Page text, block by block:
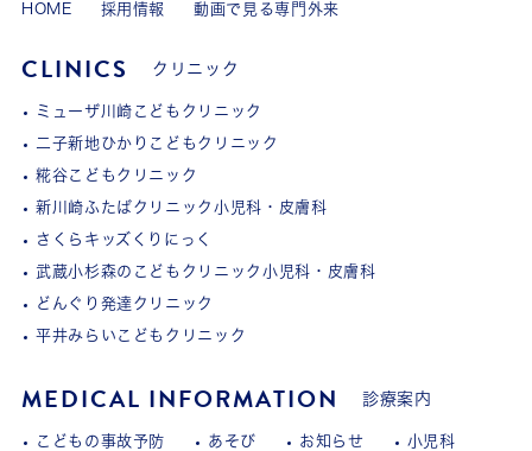
HOME 採用情報 動画で見る専門外来
CLINICS クリニック
ミューザ川崎こどもクリニック
二子新地ひかりこどもクリニック
糀谷こどもクリニック
新川崎ふたばクリニック小児科・皮膚科
さくらキッズくりにっく
武蔵小杉森のこどもクリニック小児科・皮膚科
どんぐり発達クリニック
平井みらいこどもクリニック
MEDICAL INFORMATION 診療案内
こどもの事故予防 あそび お知らせ 小児科